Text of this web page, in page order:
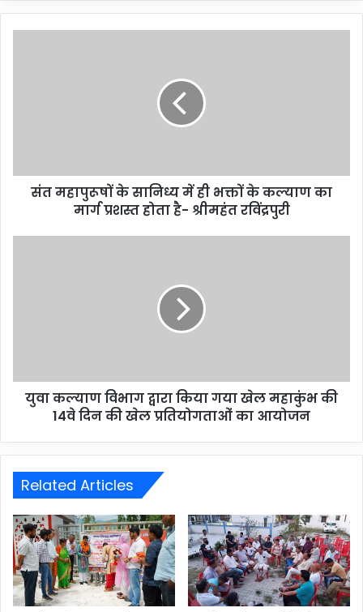
संत महापुरूषों के सानिध्य में ही भक्तों के कल्याण का
मार्ग प्रशस्त होता है- श्रीमहंत रविंद्रपुरी
युवा कल्याण विभाग द्वारा किया गया खेल महाकुंभ की
14वे दिन की खेल प्रतियोगताओं का आयोजन
Related Articles